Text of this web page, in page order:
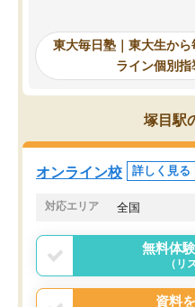
東大毎日塾にたどり着きま
の長期計画や日々の勉強の
いて客観的なアドバイスを
ので、自信をもって受験勉
ことができました。自分の
のやり方や進捗管理で苦労
には特におすすめしたい塾
東大毎日塾｜東大生か
ライン個別
塚目駅
オンライン校 詳しく見る
対応エリア 全国
無料体
（リ
資料